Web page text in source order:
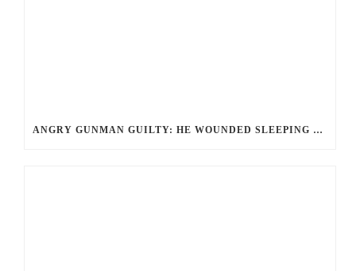
ANGRY GUNMAN GUILTY: HE WOUNDED SLEEPING EX-LOVER BY FIRING THROUGH BEDROOM WINDOW OF DESERT HOT SPRINGS VICTIM